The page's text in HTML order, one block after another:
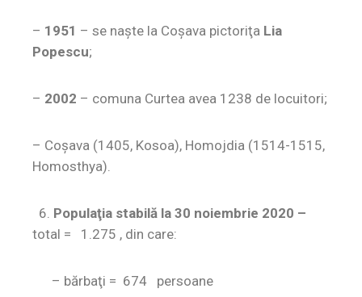
– 1951 – se naşte la Coşava pictoriţa Lia
Popescu;
– 2002 – comuna Curtea avea 1238 de locuitori;
– Coşava (1405, Kosoa), Homojdia (1514-1515,
Homosthya).
6. Populaţia stabilă la 30 noiembrie 2020 –
total = 1.275 , din care:
– bărbaţi = 674 persoane